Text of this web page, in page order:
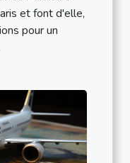
et font d'elle,
pour un